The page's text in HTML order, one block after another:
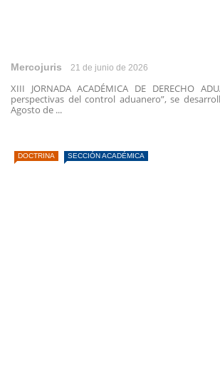
Mercojuris 21 de junio de 2026
XIII JORNADA ACADÉMICA DE DERECHO
perspectivas del control aduanero”, se
Agosto de ...
DOCTRINA SECCIÓN ACADÉMICA